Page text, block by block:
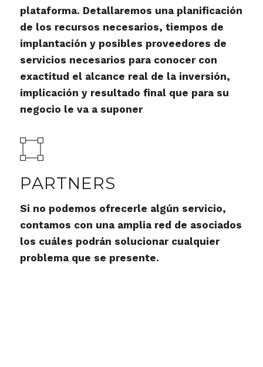
plataforma. Detallaremos una planificación
de los recursos necesarios, tiempos de
implantación y posibles proveedores de
servicios necesarios para conocer con
exactitud el alcance real de la inversión,
implicación y resultado final que para su
negocio le va a suponer.
PARTNERS
Si no podemos ofrecerle algún servicio,
contamos con una amplia red de asociados
los cuáles podrán solucionar cualquier
problema que se presente.